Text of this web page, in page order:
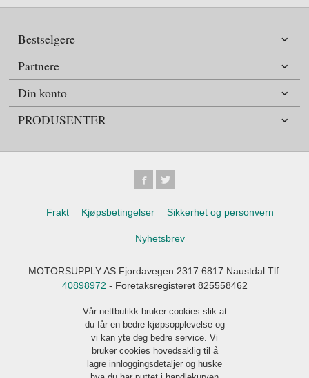
Bestselgere
Partnere
Din konto
PRODUSENTER
Frakt Kjøpsbetingelser Sikkerhet og personvern
Nyhetsbrev
MOTORSUPPLY AS Fjordavegen 2317 6817 Naustdal Tlf.
40898972 - Foretaksregisteret 825558462
Vår nettbutikk bruker cookies slik at
du får en bedre kjøpsopplevelse og
vi kan yte deg bedre service. Vi
bruker cookies hovedsaklig til å
lagre innloggingsdetaljer og huske